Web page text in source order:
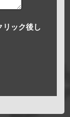
リック後し